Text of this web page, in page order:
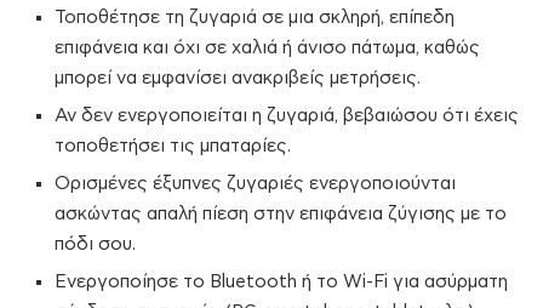
Τοποθέτησε τη ζυγαριά σε μια σκληρή, επίπεδη
επιφάνεια και όχι σε χαλιά ή άνισο πάτωμα, καθώς
μπορεί να εμφανίσει ανακριβείς μετρήσεις.
Αν δεν ενεργοποιείται η ζυγαριά, βεβαιώσου ότι έχεις
τοποθετήσει τις μπαταρίες.
Ορισμένες έξυπνες ζυγαριές ενεργοποιούνται
ασκώντας απαλή πίεση στην επιφάνεια ζύγισης με το
πόδι σου.
Ενεργοποίησε το Bluetooth ή το Wi-Fi για ασύρματη